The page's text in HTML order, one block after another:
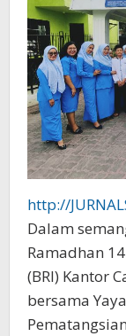
http://
Dalam
Ramadhan
(BRI) Kantor
bersama